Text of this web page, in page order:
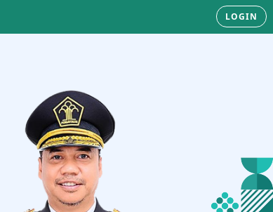
LOGIN